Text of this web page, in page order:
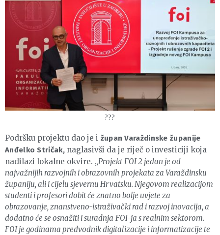
???
Podršku projektu dao je i župan Varaždinske županije
Anđelko Stričak,naglasivši da je riječ o investiciji koja
nadilazi lokalne okvire. „Projekt FOI 2 jedan je od
najvažnijih razvojnih i obrazovnih projekata za Varaždinsku
županiju, ali i cijelu sjevernu Hrvatsku. Njegovom realizacijom
studenti i profesori dobit će znatno bolje uvjete za
obrazovanje, znanstveno-istraživački rad i razvoj inovacija, a
dodatno će se osnažiti i suradnja FOI-ja s realnim sektorom.
FOI je godinama predvodnik digitalizacije i informatizacije te